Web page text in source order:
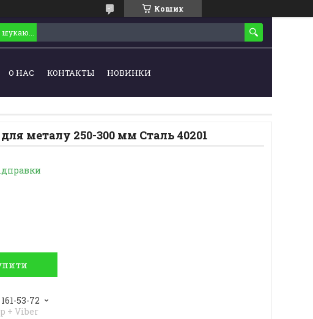
Кошик
О НАС КОНТАКТЫ НОВИНКИ
металу 250-300 мм Сталь 40201
53-72
+ Viber